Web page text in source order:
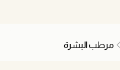
مرطب البشرة